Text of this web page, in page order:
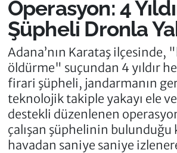
Operasyon: 4
Şüpheli Dronla
Adana’nın Karataş ilçesinde,
öldürme" suçundan 4 yıldır
firari şüpheli, jandarmanın
teknolojik takiple yakayı ele
destekli düzenlenen
çalışan şüphelinin
havadan saniye saniye